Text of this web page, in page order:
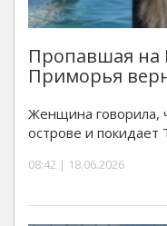
Пропавшая на
Приморья
Женщина говорила,
острове и покидает
08:42 | 18.06.2026